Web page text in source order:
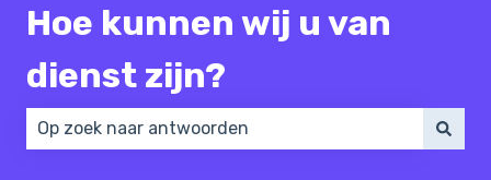
Hoe kunnen wij u van
dienst zijn?